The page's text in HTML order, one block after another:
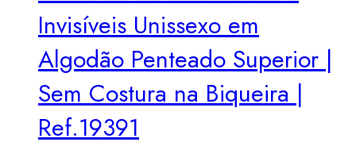
Invisíveis Unissexo em
Algodão Penteado Superior |
Sem Costura na Biqueira |
Ref.19391